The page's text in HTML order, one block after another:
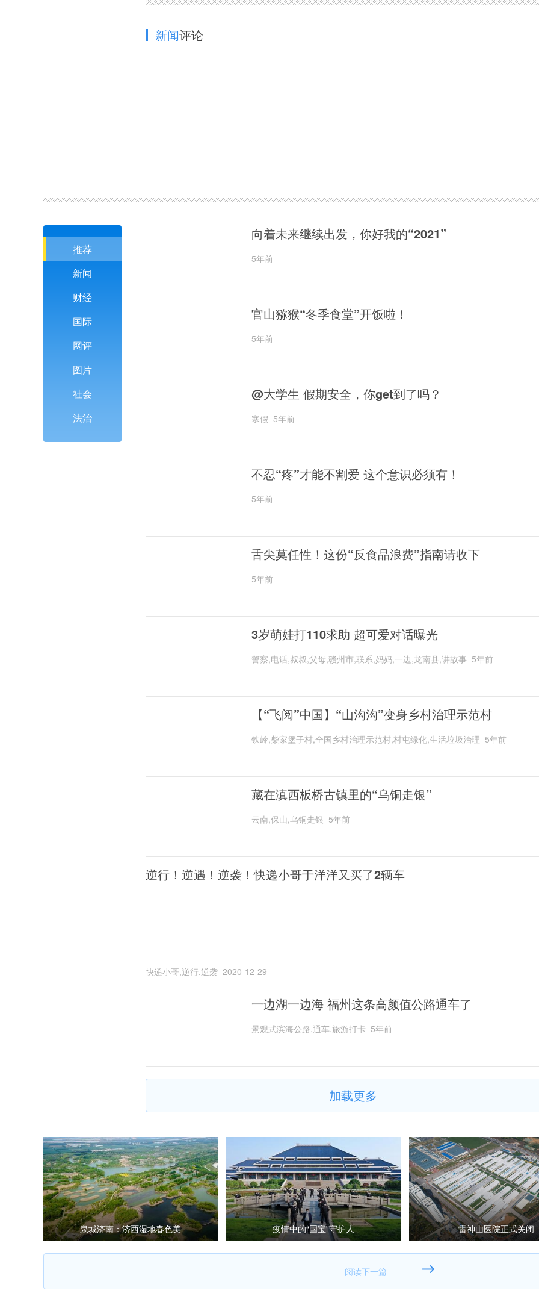
新闻评论
推荐
新闻
财经
国际
网评
图片
社会
法治
向着未来继续出发，你好我的“2021”
5年前
官山猕猴“冬季食堂”开饭啦！
5年前
@大学生 假期安全，你get到了吗？
寒假 5年前
不忍“疼”才能不割爱 这个意识必须有！
5年前
舌尖莫任性！这份“反食品浪费”指南请收下
5年前
3岁萌娃打110求助 超可爱对话曝光
警察,电话,叔叔,父母,赣州市,联系,妈妈,一边,龙南县,讲故事 5年前
【“飞阅”中国】“山沟沟”变身乡村治理示范村
铁岭,柴家堡子村,全国乡村治理示范村,村屯绿化,生活垃圾治理 5年前
藏在滇西板桥古镇里的“乌铜走银”
云南,保山,乌铜走银 5年前
逆行！逆遇！逆袭！快递小哥于洋洋又买了2辆车
快递小哥,逆行,逆袭 2020-12-29
一边湖一边海 福州这条高颜值公路通车了
景观式滨海公路,通车,旅游打卡 5年前
加载更多
泉城济南：济西湿地春色美 疫情中的“国宝”守护人 雷神山医院正式关闭